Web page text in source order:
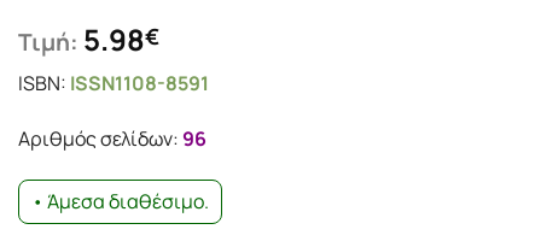
Τιμή: 5.98€
ISBN: ISSN1108-8591
Αριθμός σελίδων:96
• Άμεσα διαθέσιμο.